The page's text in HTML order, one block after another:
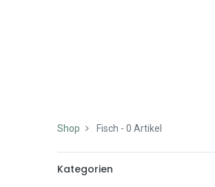
Shop Fisch - 0 Artikel
Kategorien